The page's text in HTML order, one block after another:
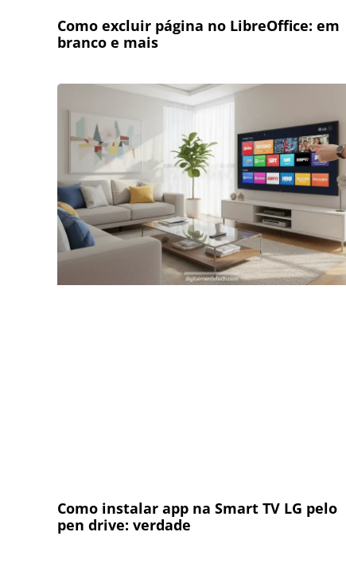
Como excluir página no LibreOffice: em
branco e mais
Como instalar app na Smart TV LG pelo
pen drive: verdade